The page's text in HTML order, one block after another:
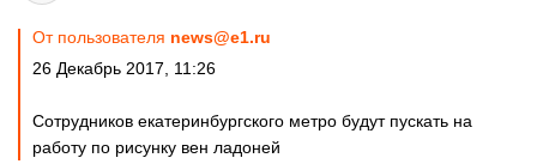
От пользователя news@e1.ru
26 Декабрь 2017, 11:26
Сотрудников екатеринбургского метро будут пускать на
работу по рисунку вен ладоней